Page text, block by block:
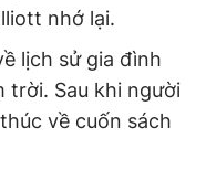
nhớ lại.
lịch sử gia đình
trời. Sau khi người
về cuốn sách